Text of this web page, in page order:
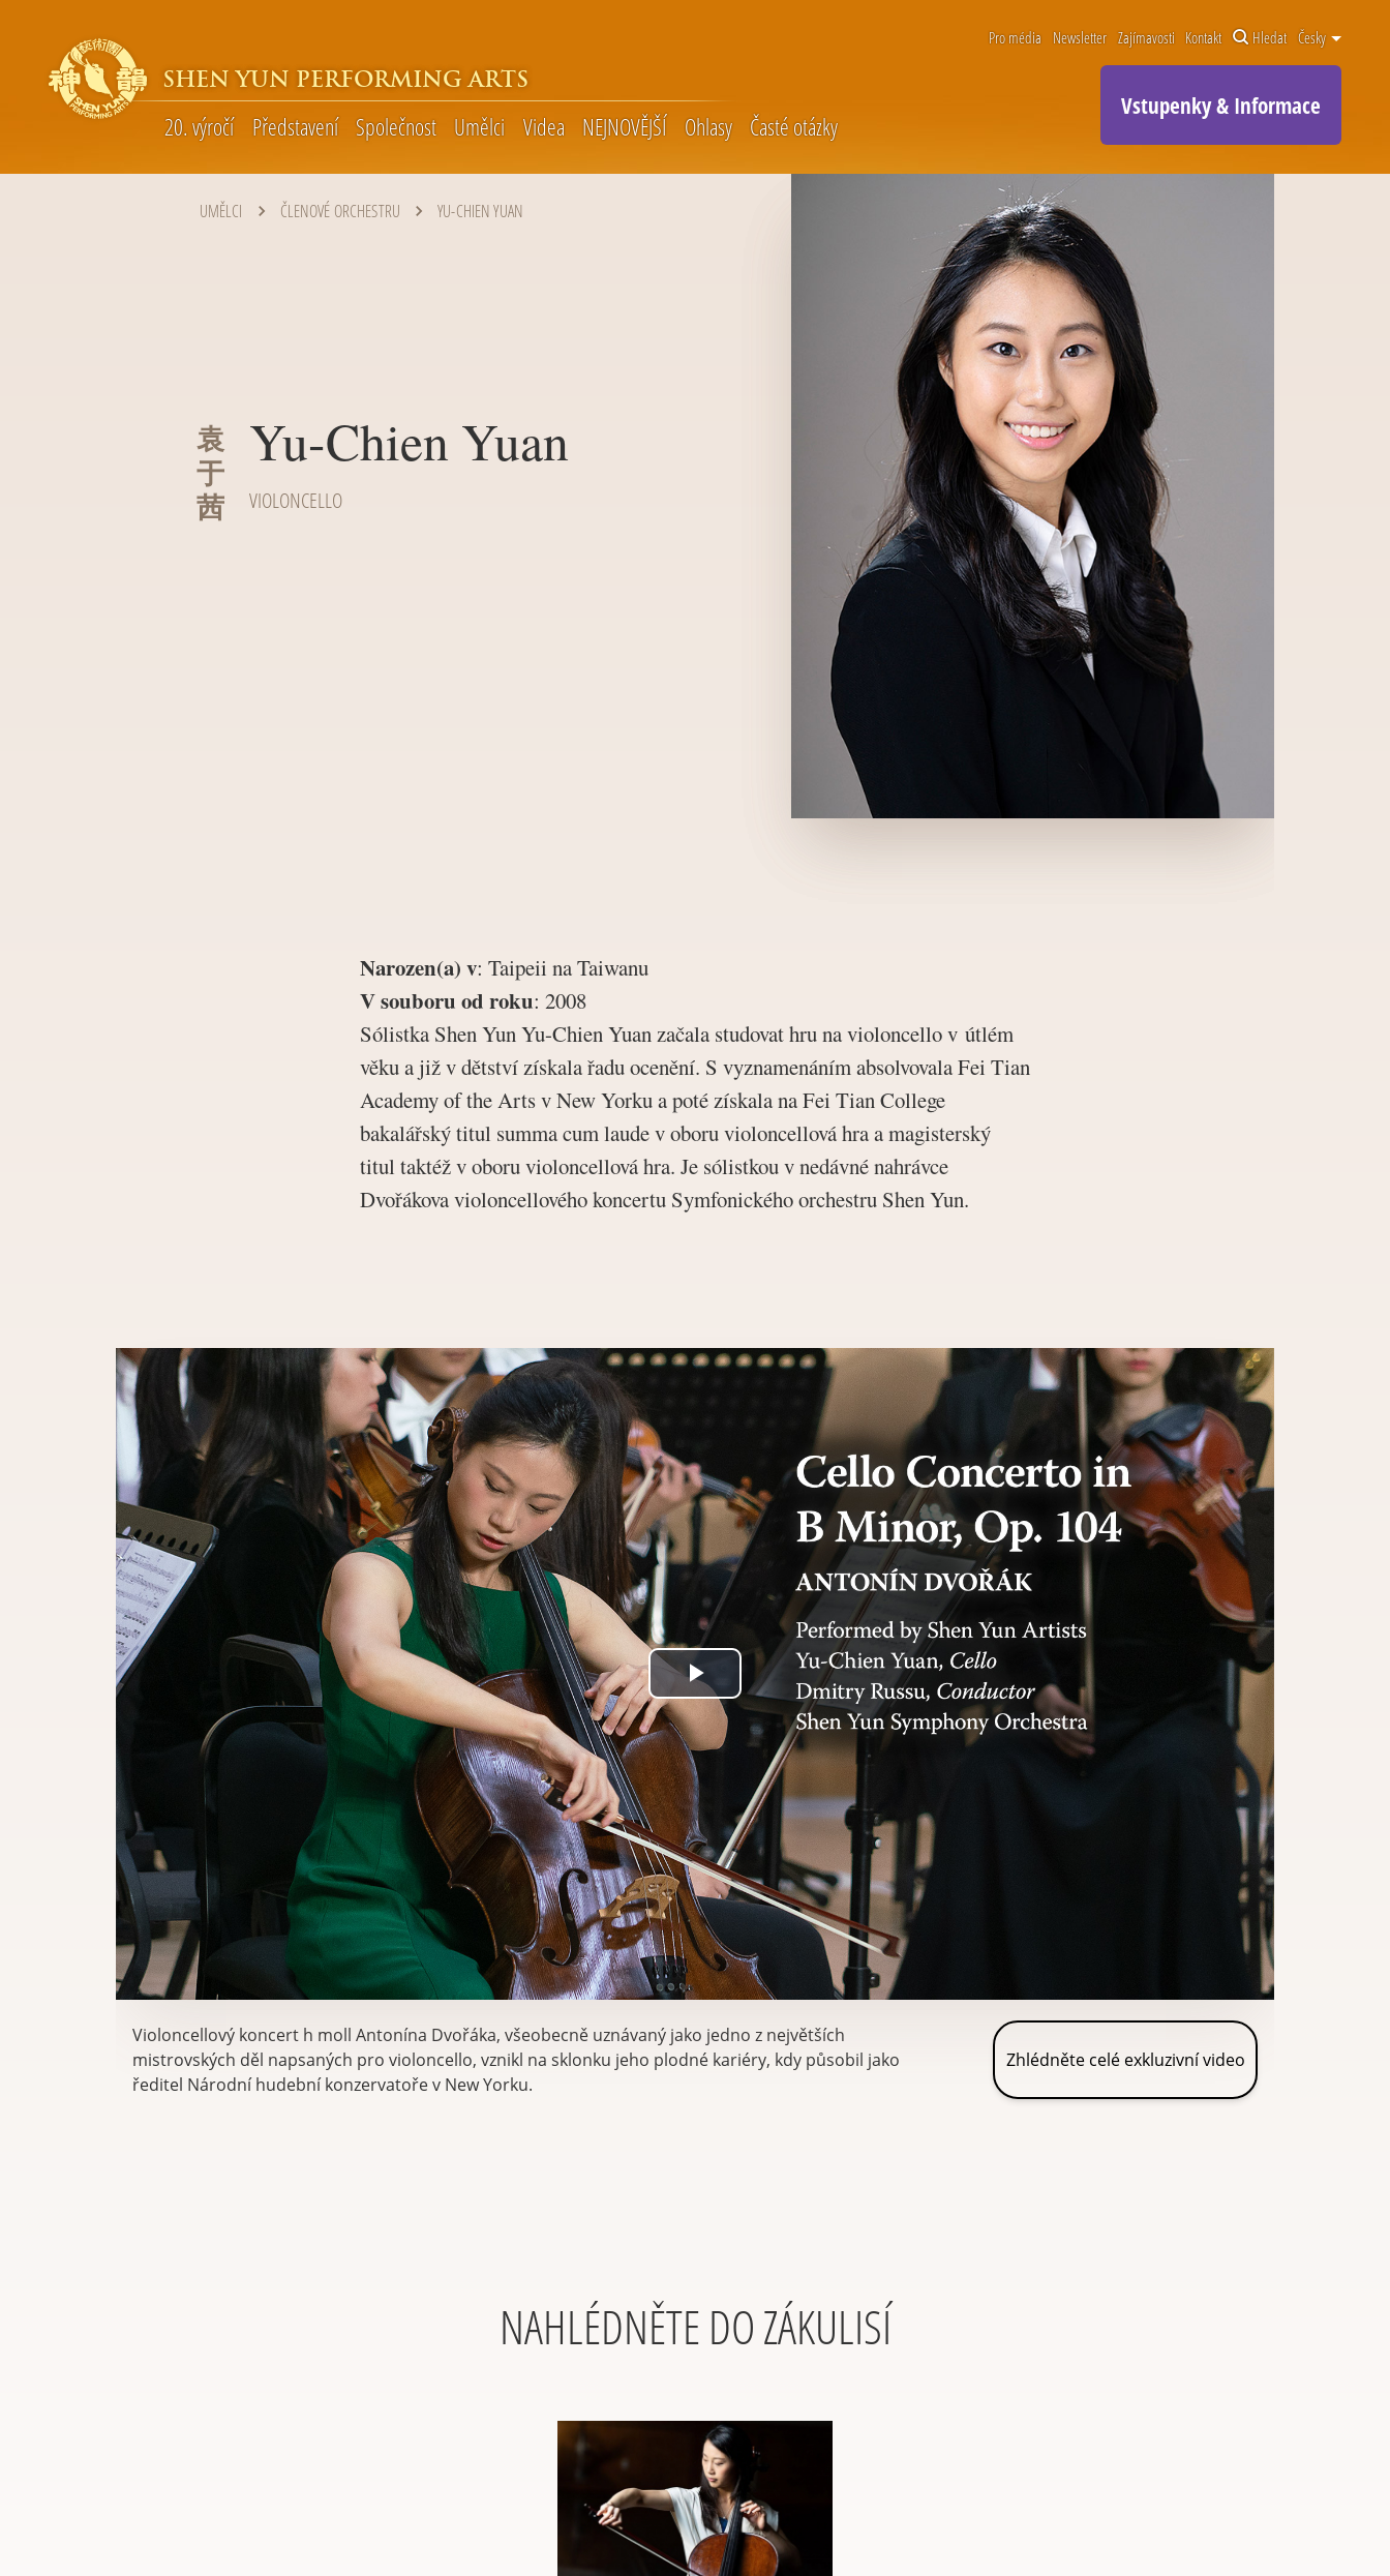
SHEN YUN PERFORMING ARTS
20. výročí Představení Společnost Umělci Videa NEJNOVĚJŠÍ Ohlasy Časté otázky
Pro média Newsletter Zajímavosti Kontakt Hledat Česky
Vstupenky & Informace
UMĚLCI ČLENOVÉ ORCHESTRU YU-CHIEN YUAN
袁
于
茜
Yu-Chien Yuan
VIOLONCELLO
Narozen(a) v: Taipeii na Taiwanu
V souboru od roku: 2008
Sólistka Shen Yun Yu-Chien Yuan začala studovat hru na violoncello v útlém
věku a již v dětství získala řadu ocenění. S vyznamenáním absolvovala Fei Tian
Academy of the Arts v New Yorku a poté získala na Fei Tian College
bakalářský titul summa cum laude v oboru violoncellová hra a magisterský
titul taktéž v oboru violoncellová hra. Je sólistkou v nedávné nahrávce
Dvořákova violoncellového koncertu Symfonického orchestru Shen Yun.
Play
Video
Violoncellový koncert h moll Antonína Dvořáka, všeobecně uznávaný jako jedno z největších
mistrovských děl napsaných pro violoncello, vznikl na sklonku jeho plodné kariéry, kdy působil jako
ředitel Národní hudební konzervatoře v New Yorku.
Zhlédněte celé exkluzivní video
NAHLÉDNĚTE DO ZÁKULISÍ